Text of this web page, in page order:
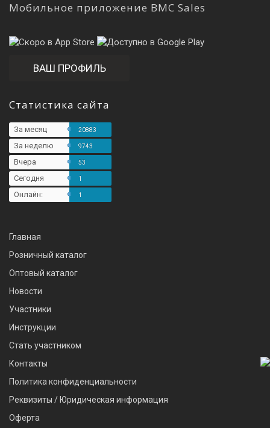
Мобильное приложение BMC Sales
ВАШ ПРОФИЛЬ
Статистика сайта
За месяц 20883
За неделю 9743
Вчера 53
Сегодня 1
Онлайн: 1
Главная
Розничный каталог
Оптовый каталог
Новости
Участники
Инструкции
Стать участником
Контакты
Политика конфиденциальности
Реквизиты / Юридическая информация
Оферта